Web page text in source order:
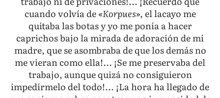
cuando volvía de «Korpues», el lacayo me
quitaba las botas y yo me ponía a hacer
caprichos bajo la mirada de adoración de mi
madre, que se asombraba de que los demás no
me vieran como ella!... ¡Se me preservaba del
trabajo, aunque quizá no consiguieron
impedírmelo del todo!... ¡La hora ha llegado de